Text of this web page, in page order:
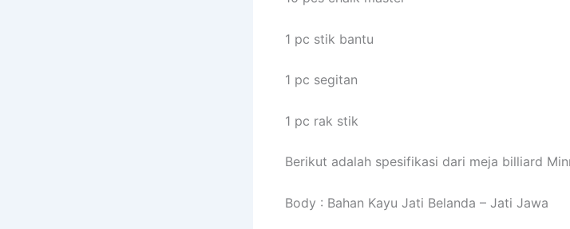
1 pc stik bantu
1 pc segitan
1 pc rak stik
Berikut adalah spesifikasi dari meja billiard
Body : Bahan Kayu Jati Belanda – Jati Jawa